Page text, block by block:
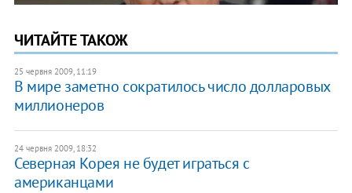
ЧИТАЙТЕ ТАКОЖ
25 червня 2009, 11:19
В мире заметно сократилось число долларовых
миллионеров
24 червня 2009, 18:32
Северная Корея не будет играться с
американцами